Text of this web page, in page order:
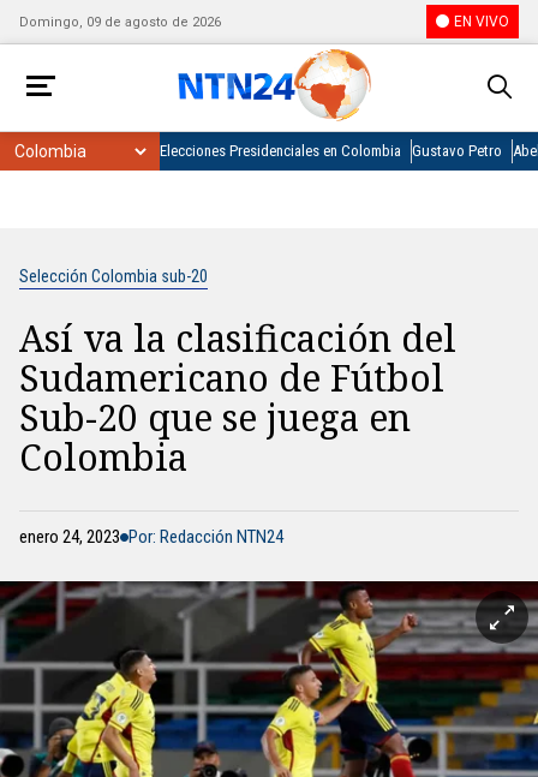
Domingo, 09 de agosto de 2026 EN VIVO
Elecciones Presidenciales en Colombia Gustavo Petro
Selección Colombia sub-20
Así va la clasificación del
Sudamericano de Fútbol
Sub-20 que se juega en
Colombia
enero 24, 2023 Por: Redacción NTN24